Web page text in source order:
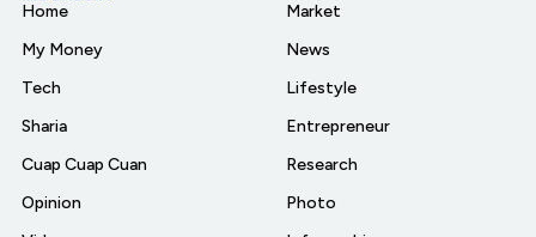
Home
My Money
Tech
Sharia
Cuap Cuap Cuan
Opinion
Market
News
Lifestyle
Entrepreneur
Research
Photo